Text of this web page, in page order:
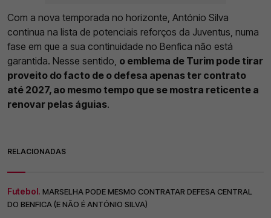
Com a nova temporada no horizonte, António Silva
continua na lista de potenciais reforços da Juventus, numa
fase em que a sua continuidade no Benfica não está
garantida. Nesse sentido, o emblema de Turim pode tirar
proveito do facto de o defesa apenas ter contrato
até 2027, ao mesmo tempo que se mostra reticente a
renovar pelas águias.
RELACIONADAS
Futebol. MARSELHA PODE MESMO CONTRATAR DEFESA CENTRAL
DO BENFICA (E NÃO É ANTÓNIO SILVA)